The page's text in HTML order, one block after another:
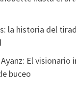
la historia del
El visionario
buceo